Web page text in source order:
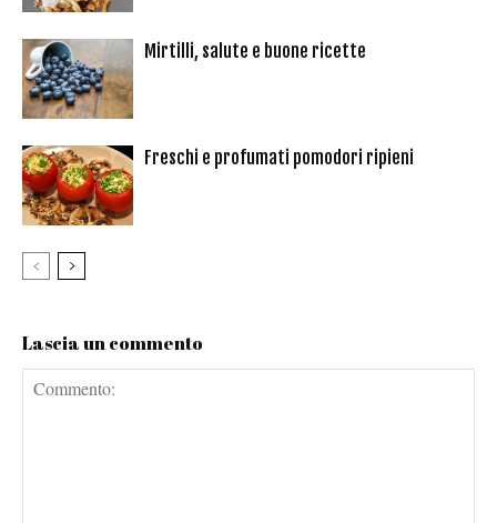
Mirtilli, salute e buone ricette
Freschi e profumati pomodori ripieni
Lascia un commento